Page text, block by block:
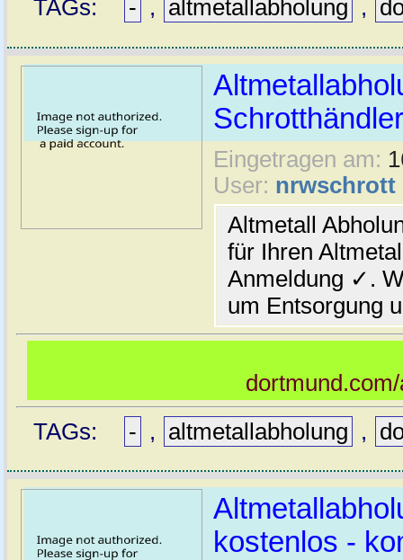
TAGs:
- , altmetallabholung ,
Eingetragen am:
User: nrwschrott
Altmetall
für Ihren
Anmeldung ✓.
um Entsorgung
TAGs:
- , altmetallabholung ,
kostenlos -